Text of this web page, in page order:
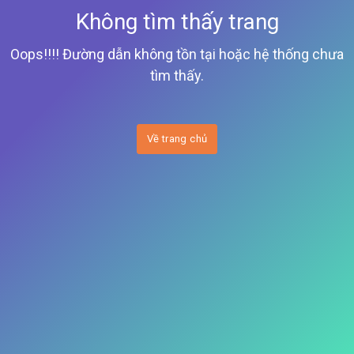
Không tìm thấy trang
Oops!!!! Đường dẫn không tồn tại hoặc hệ thống chưa
tìm thấy.
Về trang chủ